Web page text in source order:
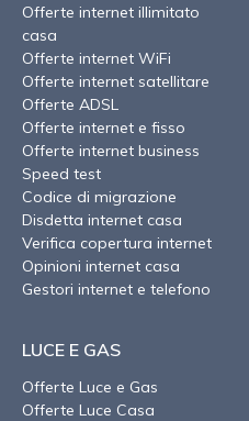
Offerte internet illimitato
casa
Offerte internet WiFi
Offerte internet satellitare
Offerte ADSL
Offerte internet e fisso
Offerte internet business
Speed test
Codice di migrazione
Disdetta internet casa
Verifica copertura internet
Opinioni internet casa
Gestori internet e telefono
LUCE E GAS
Offerte Luce e Gas
Offerte Luce Casa